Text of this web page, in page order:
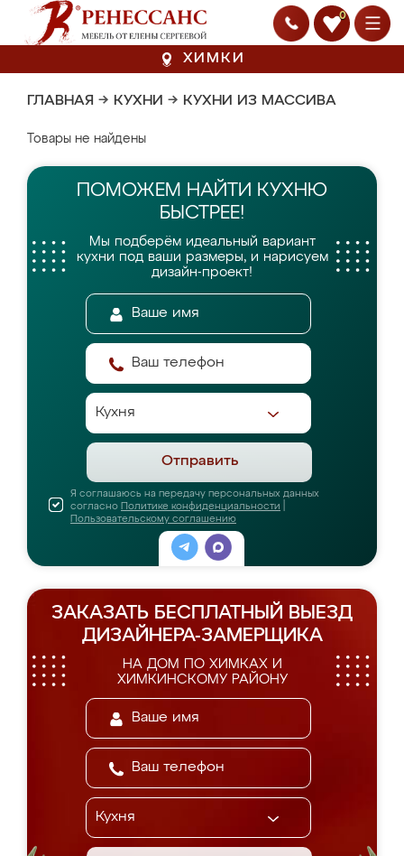
0
ХИМКИ
ГЛАВНАЯ → КУХНИ → КУХНИ ИЗ МАССИВА
Товары не найдены
ПОМОЖЕМ НАЙТИ КУХНЮ
БЫСТРЕЕ!
Мы подберём идеальный вариант
кухни под ваши размеры, и нарисуем
дизайн-проект!
Отправить
Я соглашаюсь на передачу персональных данных
согласно Политике конфиденциальности
Пользовательскому соглашению
ЗАКАЗАТЬ БЕСПЛАТНЫЙ ВЫЕЗД
ДИЗАЙНЕРА-ЗАМЕРЩИКА
НА ДОМ ПО ХИМКАХ И
ХИМКИНСКОМУ РАЙОНУ